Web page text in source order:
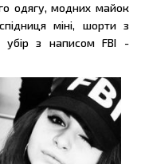
одягу, модних майок
міні, шорти з
убір з написом FBI -